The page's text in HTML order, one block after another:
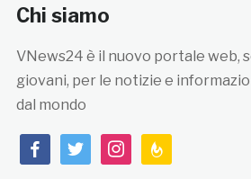
Chi siamo
VNews24 è il nuovo portale web,
giovani, per le notizie e
dal mondo
facebooktwitterinstagramfeedburner